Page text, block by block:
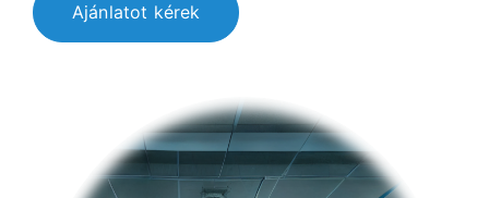
Ajánlatot kérek